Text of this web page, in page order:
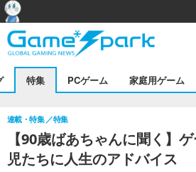
特集 PCゲーム 家庭用ゲーム
【90歳ばあちゃんに聞く】
児たちに人生のアドバイス
連載・特集 特集